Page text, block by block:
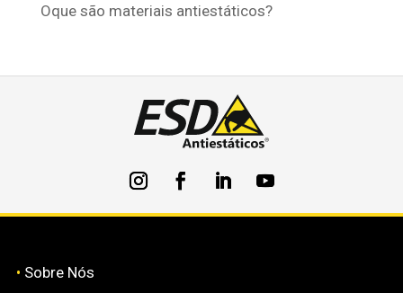
Oque são materiais antiestáticos?
• Sobre Nós